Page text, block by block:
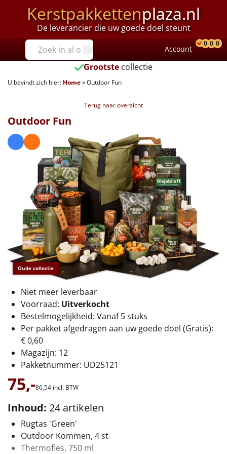
Kerstpakkettenplaza.nl
De leverancier die uw goede doel steunt
Prijzen
Tot €25
€25 tot €35
€40 tot €45
€45 tot €50
€50 tot €55
€55 tot €75
€75 tot €100
€100 en hoger
Alle kerstpakketten 2026
Thema
Origineel
Rituals
Vrouwen
Duurzaam
Account
0 0 0
Grootste collectie
U bevindt zich hier: Home»Outdoor Fun
Terug naar overzicht
Oude collectie
Outdoor Fun
Niet meer leverbaar
Voorraad: Uitverkocht
Bestelmogelijkheid: Vanaf 5 stuks
Per pakket afgedragen aan uw goede doel (Gratis):
€ 0,60
Magazijn: 12
Pakketnummer: UD25121
75,-86,54 incl. BTW
Inhoud: 24 artikelen
Rugtas 'Green'
Outdoor Kommen, 4 st
Thermofles, 750 ml